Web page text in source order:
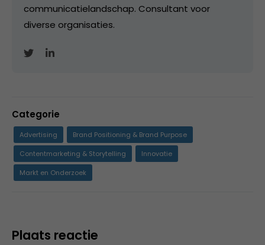
communicatielandschap. Consultant voor
diverse organisaties.
Categorie
Advertising
Brand Positioning & Brand Purpose
Contentmarketing & Storytelling
Innovatie
Markt en Onderzoek
Plaats reactie